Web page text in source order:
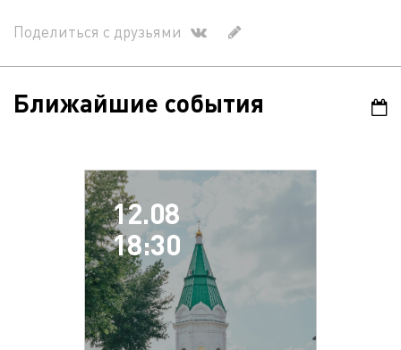
Поделиться с друзьями
Ближайшие события
12.08
18:30